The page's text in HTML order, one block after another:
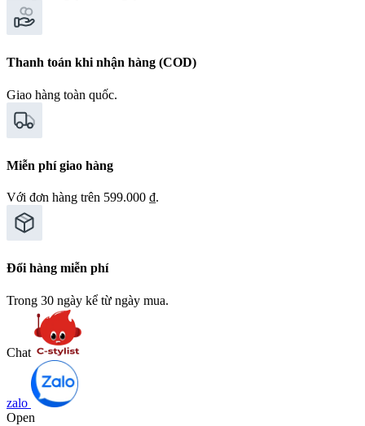
Thanh toán khi nhận hàng (COD)
Giao hàng toàn quốc.
Miễn phí giao hàng
Với đơn hàng trên 599.000 ₫.
Đổi hàng miễn phí
Trong 30 ngày kể từ ngày mua.
Chat
zalo
Open